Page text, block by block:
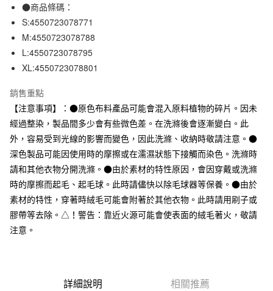
臺灣中小企業銀行
匯豐（台灣）商業銀行
聯邦商業銀行
元大商業銀行
玉山商業銀行
台灣樂天信用卡公司
Apple Pay
街口支付
悠遊付
全家取貨付款
每筆NT$65，滿NT$1,000(含以上)免運費
付款後全家取貨
每筆NT$65，滿NT$1,000(含以上)免運費
7-11取貨付款
每筆NT$65，滿NT$1,000(含以上)免運費
付款後7-11取貨
每筆NT$150，滿NT$2,000(含以上)免運費
●商品條碼：
S:4550723078771
M:4550723078788
L:4550723078795
XL:4550723078801
銷售重點
【注意事項】：●原色布料產品可能會混入原料植物的碎片。因未
經過整染，製品間多少會有些微色差。在洗滌後會逐漸變白。此
外，容易受到光線的影響而變色，因此洗滌、收納時敬請注意。●
深色製品可能因使用時的摩擦或在濡濕狀態下接觸而染色。洗滌時
請和其他衣物分開洗滌。●由於素材的特性原因，會因穿戴或洗滌
時的摩擦而起毛、起毛球。此時請儘快以除毛球器等保養。●由於
素材的特性，穿著時絨毛可能會附著於其他衣物。此時請用刷子或
膠帶等去除。△！警告：靠近火源可能會使表面的絨毛著火，敬請
注意。
詳細說明 相關推薦